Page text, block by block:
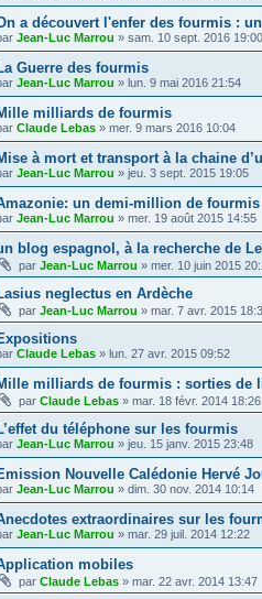
a découvert l'enfer des fourmis :
Jean-Luc Marrou » sam. 10 sept. 2016 19:00
Guerre des fourmis
Jean-Luc Marrou » lun. 9 mai 2016 21:54
milliards de fourmis
Claude Lebas » mer. 9 mars 2016 10:04
à mort et transport à la chaine
Jean-Luc Marrou » jeu. 3 sept. 2015 19:05
un demi-million de
Jean-Luc Marrou » mer. 19 août 2015 14:55
blog espagnol, à la recherche de
par Jean-Luc Marrou » mer. 10 juin 2015
neglectus en Ardèche
par Jean-Luc Marrou » mar. 7 avr. 2015
Claude Lebas » lun. 27 avr. 2015 09:52
milliards de fourmis : sorties de
par Claude Lebas » mar. 18 févr. 2014 18:26
du téléphone sur les fourmis
Jean-Luc Marrou » jeu. 15 janv. 2015 23:48
Nouvelle Calédonie Hervé
Jean-Luc Marrou » dim. 30 nov. 2014 10:14
extraordinaires sur les
Jean-Luc Marrou » mar. 29 juil. 2014 12:22
mobiles
par Claude Lebas » mar. 22 avr. 2014 13:47